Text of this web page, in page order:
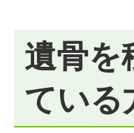
遺骨を
ている